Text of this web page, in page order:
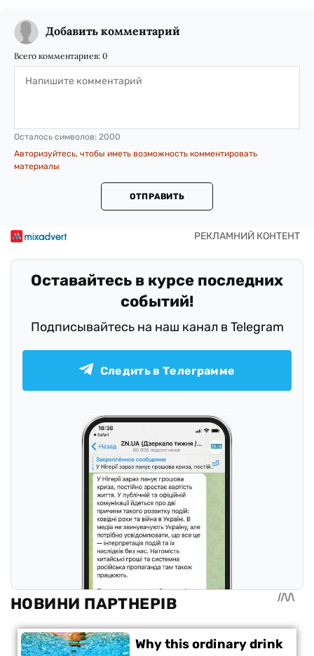
Добавить комментарий
Всего комментариев: 0
Осталось символов: 2000
Авторизуйтесь, чтобы иметь возможность комментировать
материалы
ОТПРАВИТЬ
Оставайтесь в курсе последних
событий!
Подписывайтесь на наш канал в Telegram
Следить в Телеграмме